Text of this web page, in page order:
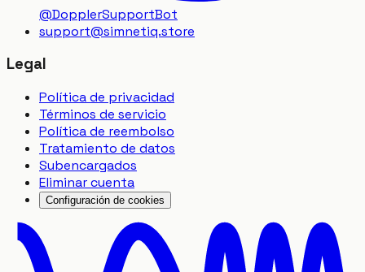
@DopplerSupportBot
support@simnetiq.store
Legal
Política de privacidad
Términos de servicio
Política de reembolso
Tratamiento de datos
Subencargados
Eliminar cuenta
Configuración de cookies